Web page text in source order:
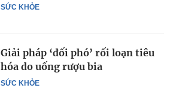
SỨC KHỎE
SỨC KHỎE
Giải pháp ‘đối phó’ rối loạn tiêu
hóa do uống rượu bia